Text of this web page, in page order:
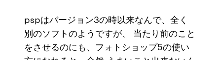
pspはバージョン3の時以来なんで、全く
別のソフトのようですが、 当たり前のこと
をさせるのにも、フォトショップ5の使い